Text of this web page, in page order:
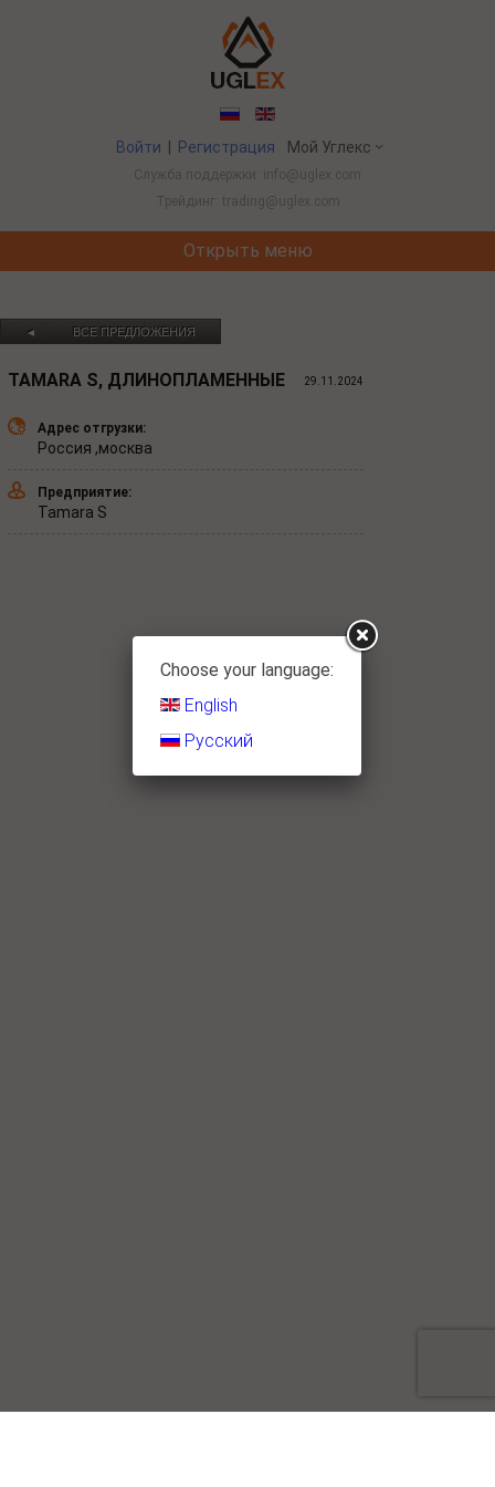
Мой Углекс
Войти Регистрация
Служба поддержки: info@uglex.com
Трейдинг: trading@uglex.com
Открыть меню
Потребление угля в Китае выросло
◄ ВСЕ ПРЕДЛОЖЕНИЯ
TAMARA S, ДЛИНОПЛАМЕННЫЕ 29.11.2024
Адрес отгрузки:
Россия ,москва
Предприятие:
Tamara S
Choose your language:
English
Русский